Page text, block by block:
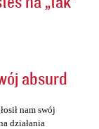
absurd
nam swój
działania